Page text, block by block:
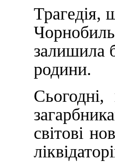
Трагедія,
залишила
родини.
світові